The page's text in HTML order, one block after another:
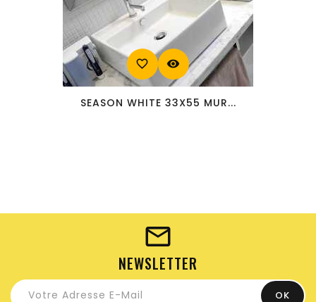
favorite_border visibility
SEASON WHITE 33X55 MUR...
NEWSLETTER